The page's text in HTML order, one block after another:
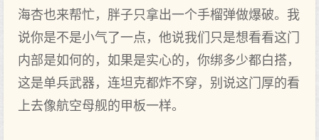
海杏也来帮忙，胖子只拿出一个手榴弹做爆破。我
说你是不是小气了一点，他说我们只是想看看这门
内部是如何的，如果是实心的，你绑多少都白搭，
这是单兵武器，连坦克都炸不穿，别说这门厚的看
上去像航空母舰的甲板一样。